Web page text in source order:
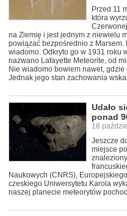
Przed 11
która
na Ziemię i jest jednym z niewielu
powiązać bezpośrednio z Marsem.
wiadomo. Odkryto go w 1931 roku
nazwano Lafayette Meteorite, od
Nie wiadomo bowiem nawet, gdzie
Jednak jego stan zachowania
Udało
ponad
18
Jeszcze
miejsce
Naukowych (CNRS),
czeskiego Uniwersytetu Karola
naszej planecie meteorytów